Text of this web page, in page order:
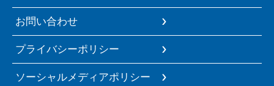
お問い合わせ
プライバシーポリシー
ソーシャルメディアポリシー